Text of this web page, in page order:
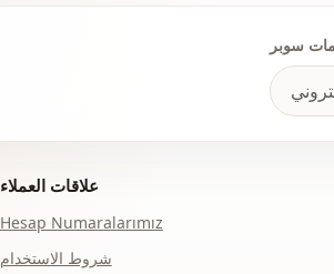
علاقات العملاء
Hesap Numaralarımız
شروط الاستخدام